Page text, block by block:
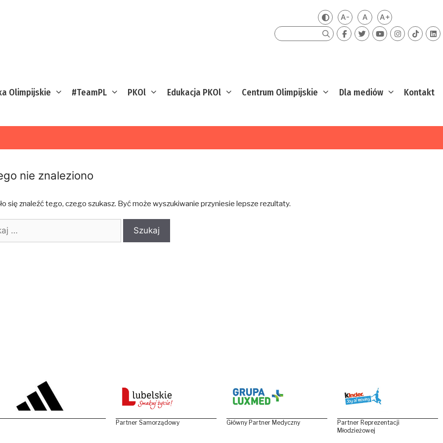
Zmień kontrast
A-Mniejsza czcionka
ADomyślna czcionka
A+Większa
Szukaj
Olimpijskie #TeamPL PKOl Edukacja PKOl Centrum Olimpijskie Dla mediów Kontakt
nie znaleziono
się znaleźć tego, czego szukasz. Być może wyszukiwanie przyniesie lepsze rezultaty.
Partner Samorządowy Główny Partner Medyczny
Partner Reprezentacji
Młodzieżowej